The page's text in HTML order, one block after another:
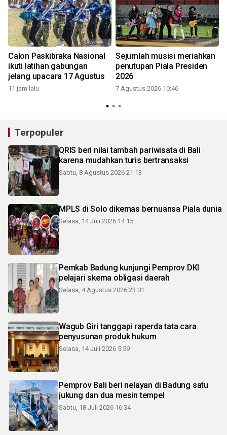
Calon Paskibraka Nasional
ikuti latihan gabungan
jelang upacara 17 Agustus
11 jam lalu
Sejumlah musisi meriahkan
penutupan Piala Presiden
2026
7 Agustus 2026 10:46
Terpopuler
QRIS beri nilai tambah pariwisata di Bali
karena mudahkan turis bertransaksi
Sabtu, 8 Agustus 2026 21:13
MPLS di Solo dikemas bernuansa Piala dunia
Selasa, 14 Juli 2026 14:15
Pemkab Badung kunjungi Pemprov DKI
pelajari skema obligasi daerah
Selasa, 4 Agustus 2026 23:01
Wagub Giri tanggapi raperda tata cara
penyusunan produk hukum
Selasa, 14 Juli 2026 5:59
Pemprov Bali beri nelayan di Badung satu
jukung dan dua mesin tempel
Sabtu, 18 Juli 2026 16:34